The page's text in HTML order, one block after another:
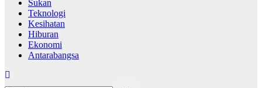
Sukan
Teknologi
Kesihatan
Hiburan
Ekonomi
Antarabangsa